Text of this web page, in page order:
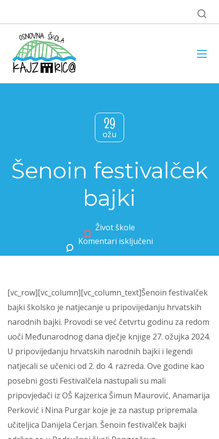
29
ožu
Šenoin festivalček
bajki
Život škole
Komentari isključeni
[vc_row][vc_column][vc_column_text]Šenoin festivalček
bajki školsko je natjecanje u pripovijedanju hrvatskih
narodnih bajki. Provodi se već četvrtu godinu za redom
uoči Međunarodnog dana dječje knjige 27. ožujka 2024.
U pripovijedanju hrvatskih narodnih bajki i legendi
natjecali se učenici od 2. do 4. razreda. Ove godine kao
posebni gosti Festivalčela nastupali su mali
pripovjedači iz OŠ Kajzerica Šimun Maurović, Anamarija
Perković i Nina Purgar koje je za nastup pripremala
učiteljica Danijela Cerjan. Šenoin festivalček bajki